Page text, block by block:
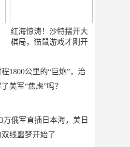
红海惊涛！沙特摆开大
棋局，猫鼠游戏才刚开
1800公里的“巨炮”，治
美军“焦虑”吗？
万俄军直插日本海，美日
双线噩梦开始了